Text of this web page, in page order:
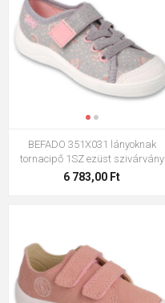
BEFADO 351X031 lányoknak
tornacipő 1SZ ezüst szivárvány
6 783,00 Ft